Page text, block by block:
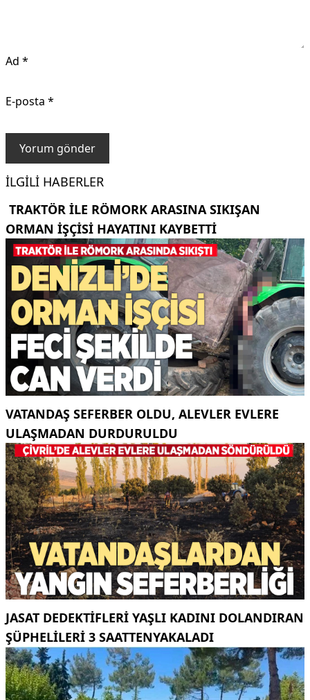
Ad *
E-posta *
İLGILI HABERLER
TRAKTÖR ILE RÖMORK ARASINA SIKIŞAN
ORMAN IŞÇISI HAYATINI KAYBETTI
VATANDAŞ SEFERBER OLDU, ALEVLER EVLERE
ULAŞMADAN DURDURULDU
JASAT DEDEKTIFLERI YAŞLI KADINI DOLANDIRAN
ŞÜPHELILERI 3 SAATTENYAKALADI